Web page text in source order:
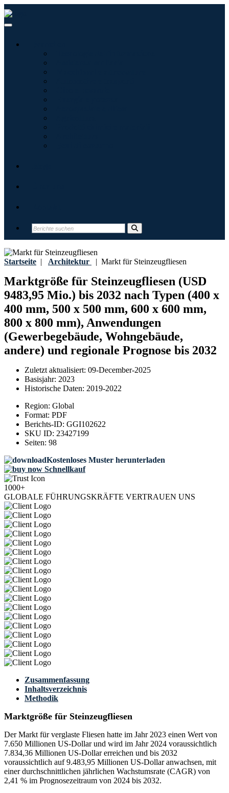
Startseite | Architektur | Markt für Steinzeugfliesen
Marktgröße für Steinzeugfliesen (USD
9483,95 Mio.) bis 2032 nach Typen (400 x
400 mm, 500 x 500 mm, 600 x 600 mm,
800 x 800 mm), Anwendungen
(Gewerbegebäude, Wohngebäude,
andere) und regionale Prognose bis 2032
Zuletzt aktualisiert: 09-December-2025
Basisjahr: 2023
Historische Daten: 2019-2022
Region: Global
Format: PDF
Berichts-ID: GGI102622
SKU ID: 23427199
Seiten: 98
Kostenloses Muster herunterladen
Schnellkauf
1000+
GLOBALE FÜHRUNGSKRÄFTE VERTRAUEN UNS
Zusammenfassung
Inhaltsverzeichnis
Methodik
Marktgröße für Steinzeugfliesen
Der Markt für verglaste Fliesen hatte im Jahr 2023 einen Wert von
7.650 Millionen US-Dollar und wird im Jahr 2024 voraussichtlich
7.834,36 Millionen US-Dollar erreichen und bis 2032
voraussichtlich auf 9.483,95 Millionen US-Dollar anwachsen, mit
einer durchschnittlichen jährlichen Wachstumsrate (CAGR) von
2,41 % im Prognosezeitraum von 2024 bis 2032.